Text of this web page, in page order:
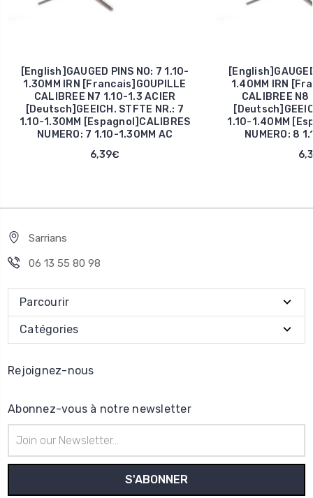
[English]GAUGED PINS NO: 7 1.10-
1.30MM IRN [Francais]GOUPILLE
CALIBREE N7 1.10-1.3 ACIER
[Deutsch]GEEICH. STFTE NR.: 7
1.10-1.30MM [Espagnol]CALIBRES
NUMERO: 7 1.10-1.30MM AC
6,39€
1.40MM IRN
CALIBREE N8
1.10-1.40MM
NUMERO: 8
Sarrians
06 13 55 80 98
Parcourir
Catégories
Rejoignez-nous
Abonnez-vous à notre newsletter
e-
mail